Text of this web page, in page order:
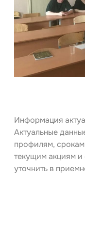
Информация
Актуальные
профилям,
текущим акциям и
уточнить в